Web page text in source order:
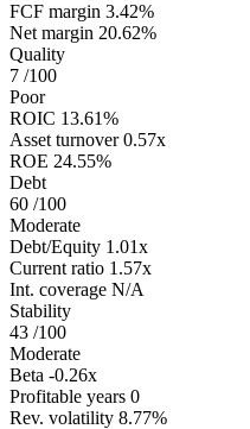
FCF margin 3.42%
Net margin 20.62%
Quality
7 /100
Poor
ROIC 13.61%
Asset turnover 0.57x
ROE 24.55%
Debt
60 /100
Moderate
Debt/Equity 1.01x
Current ratio 1.57x
Int. coverage N/A
Stability
43 /100
Moderate
Beta -0.26x
Profitable years 0
Rev. volatility 8.77%